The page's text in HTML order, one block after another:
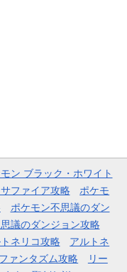
ン ブラック・ホワイト
ファイア攻略
ポケモ
ポケモン不思議のダン
議のダンジョン攻略
ネリコ攻略
アルトネ
ァンタズム攻略
リー